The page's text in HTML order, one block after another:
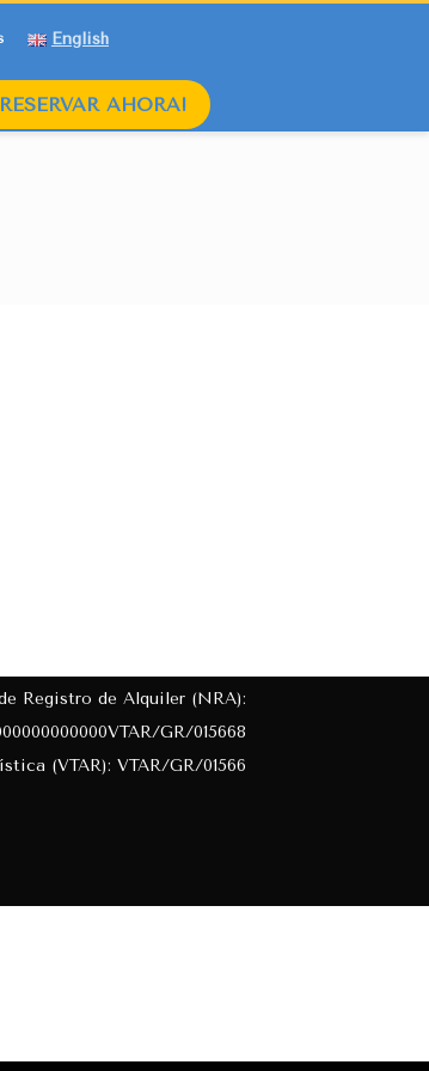
English
AHORA!
Registro de Alquiler (NRA):
GR/015668
(VTAR): VTAR/GR/01566